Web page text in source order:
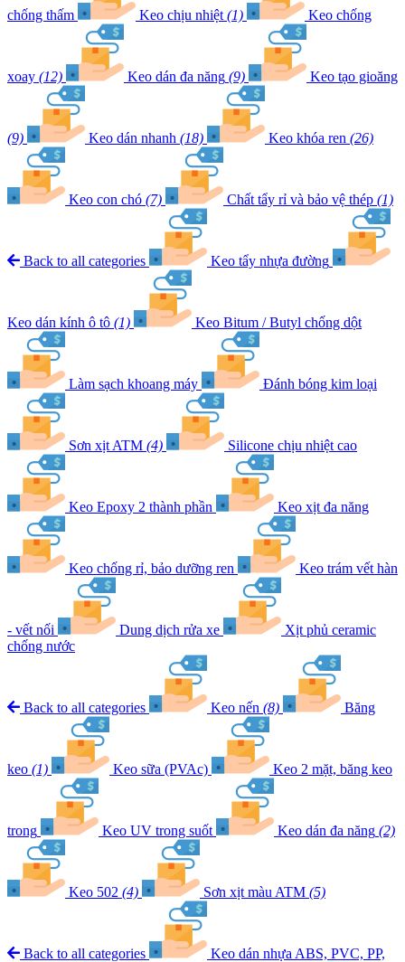
chống thấm Keo chịu nhiệt (1) Keo chống
xoay (12) Keo dán đa năng (9) Keo tạo gioăng
(9) Keo dán nhanh (18) Keo khóa ren (26)
Keo con chó (7) Chất tẩy rỉ và bảo vệ thép (1)
Back to all categories Keo tẩy nhựa đường
Keo dán kính ô tô (1) Keo Bitum / Butyl chống dột
Làm sạch khoang máy Đánh bóng kim loại
Sơn xịt ATM (4) Silicone chịu nhiệt cao
Keo Epoxy 2 thành phần Keo xịt đa năng
Keo chống rỉ, bảo dưỡng ren Keo trám vết hàn
- vết nối Dung dịch rửa xe
Xịt phủ ceramic
chống nước
Back to all categories Keo nến (8) Băng
keo (1) Keo sữa (PVAc) Keo 2 mặt, băng keo
trong Keo UV trong suốt Keo dán đa năng (2)
Keo 502 (4) Sơn xịt màu ATM (5)
Back to all categories Keo dán nhựa ABS, PVC, PP,